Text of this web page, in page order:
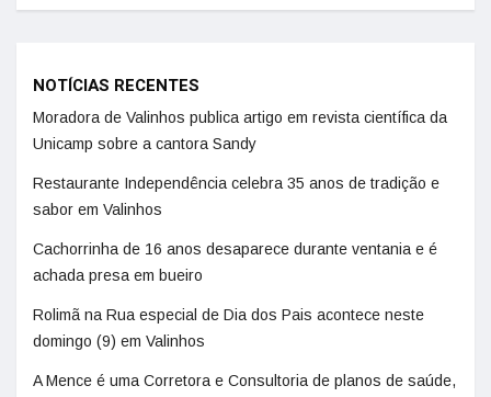
NOTÍCIAS RECENTES
Moradora de Valinhos publica artigo em revista científica da
Unicamp sobre a cantora Sandy
Restaurante Independência celebra 35 anos de tradição e
sabor em Valinhos
Cachorrinha de 16 anos desaparece durante ventania e é
achada presa em bueiro
Rolimã na Rua especial de Dia dos Pais acontece neste
domingo (9) em Valinhos
A Mence é uma Corretora e Consultoria de planos de saúde,